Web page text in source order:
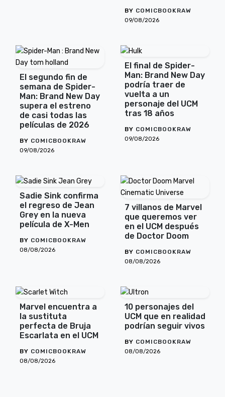
BY COMICBOOKRAW
09/08/2026
El segundo fin de
semana de Spider-
Man: Brand New Day
supera el estreno
de casi todas las
películas de 2026
BY COMICBOOKRAW
09/08/2026
El final de Spider-
Man: Brand New Day
podría traer de
vuelta a un
personaje del UCM
tras 18 años
BY COMICBOOKRAW
09/08/2026
Sadie Sink confirma
el regreso de Jean
Grey en la nueva
película de X-Men
BY COMICBOOKRAW
08/08/2026
7 villanos de Marvel
que queremos ver
en el UCM después
de Doctor Doom
BY COMICBOOKRAW
08/08/2026
Marvel encuentra a
la sustituta
perfecta de Bruja
Escarlata en el UCM
BY COMICBOOKRAW
08/08/2026
10 personajes del
UCM que en realidad
podrían seguir vivos
BY COMICBOOKRAW
08/08/2026